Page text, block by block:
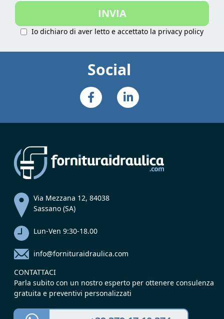
nostra
INVIA
Io dichiaro di aver letto e accettato la privacy policy
Social
Via Mezzana 12, 84038
Sassano (SA)
Lun-Ven 9:30-18.00
info@fornituraidraulica.com
CONTATTACI
Parla subito con un nostro esperto per ottenere consulenza
gratuita e preventivi personalizzati